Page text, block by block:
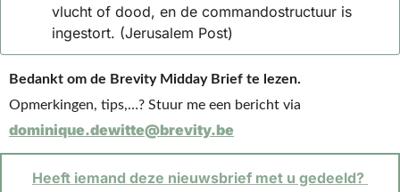
vlucht of dood, en de commandostructuur is
ingestort. (Jerusalem Post)
Bedankt om de Brevity Midday Brief te lezen.
dominique.dewitte@brevity.be
Heeft iemand deze nieuwsbrief met u gedeeld?